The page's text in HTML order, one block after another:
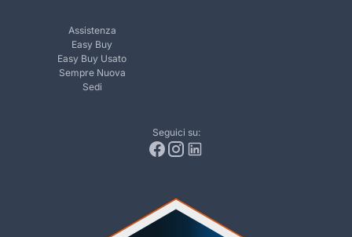
Assistenza
Easy Buy
Easy Buy Usato
Sempre Nuova
Sedi
Seguici su: